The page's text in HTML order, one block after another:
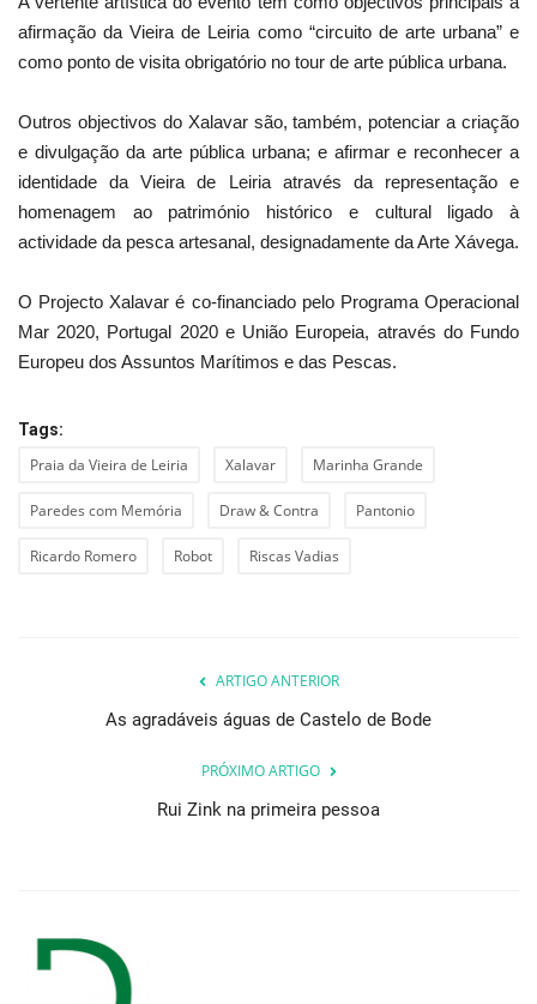
afirmação da Vieira de Leiria como “circuito de arte urbana” e
como ponto de visita obrigatório no tour de arte pública urbana.
Outros objectivos do Xalavar são, também, potenciar a criação
e divulgação da arte pública urbana; e afirmar e reconhecer a
identidade da Vieira de Leiria através da representação e
homenagem ao património histórico e cultural ligado à
actividade da pesca artesanal, designadamente da Arte Xávega.
O Projecto Xalavar é co-financiado pelo Programa Operacional
Mar 2020, Portugal 2020 e União Europeia, através do Fundo
Europeu dos Assuntos Marítimos e das Pescas.
Tags:
Praia da Vieira de Leiria Xalavar Marinha Grande
Paredes com Memória Draw & Contra Pantonio
Ricardo Romero Robot Riscas Vadias
ARTIGO ANTERIOR
As agradáveis águas de Castelo de Bode
PRÓXIMO ARTIGO
Rui Zink na primeira pessoa